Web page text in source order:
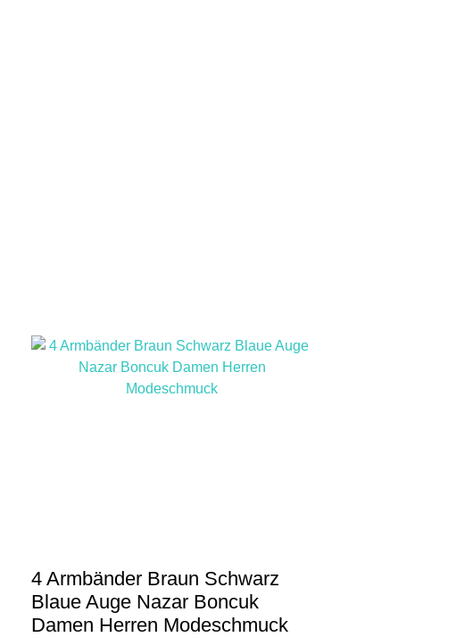
4 Armbänder Braun Schwarz
Blaue Auge Nazar Boncuk
Damen Herren Modeschmuck